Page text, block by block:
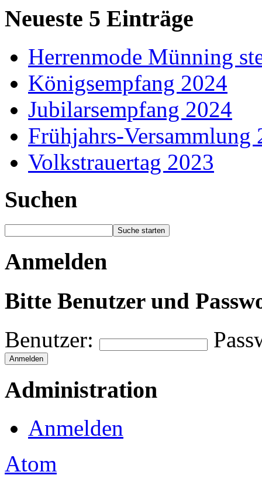
Neueste 5 Einträge
Herrenmode Münning
Königsempfang 2024
Jubilarsempfang 2024
Frühjahrs-Versammlung
Volkstrauertag 2023
Suchen
Anmelden
Bitte Benutzer und
Benutzer:
Administration
Anmelden
Atom